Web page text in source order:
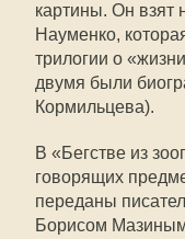
картины. Он взят
Науменко,
трилогии о
двумя были
Кормильцева).
В «Бегстве из
говорящих
переданы
Борисом